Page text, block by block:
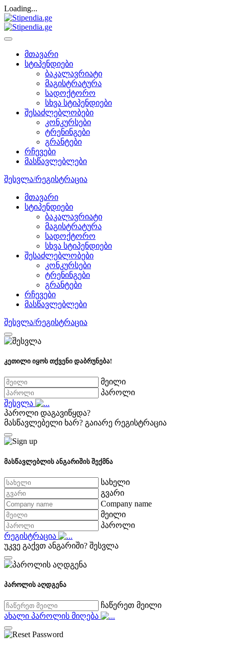
Loading...
მთავარი
სტიპენდიები
ბაკალავრიატი
მაგისტრატურა
სადოქტორო
სხვა სტიპენდიები
შესაძლებლობები
კონკურსები
ტრენინგები
გრანტები
რჩევები
მასწავლებლები
შესვლა/რეგისტრაცია
მთავარი
სტიპენდიები
ბაკალავრიატი
მაგისტრატურა
სადოქტორო
სხვა სტიპენდიები
შესაძლებლობები
კონკურსები
ტრენინგები
გრანტები
რჩევები
მასწავლებლები
შესვლა/რეგისტრაცია
კეთილი იყოს თქვენი დაბრუნება!
მეილი
პაროლი
შესვლა
პაროლი დაგავიწყდა?
მასწავლებელი ხარ? გაიარე რეგისტრაცია
მასწავლებლის ანგარიშის შექმნა
სახელი
გვარი
Company name
მეილი
პაროლი
რეგისტრაცია
უკვე გაქვთ ანგარიში? შესვლა
პაროლის აღდგენა
ჩაწერეთ მეილი
ახალი პაროლის მიღება